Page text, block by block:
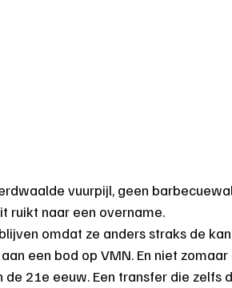
vuurpijl, geen
ruikt naar een overname.
omdat ze anders straks de
een bod op VMN. En niet zomaar
21e eeuw. Een transfer die zelfs